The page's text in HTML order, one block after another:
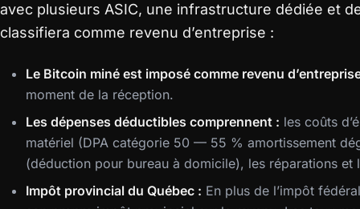
avec plusieurs ASIC, une infrastructure dédiée et
classifiera comme revenu d’entreprise :
Le Bitcoin miné est imposé comme revenu
moment de la réception.
Les dépenses déductibles comprennent : les coûts
matériel (DPA catégorie 50 — 55 % amortissement
(déduction pour bureau à domicile), les réparations et
Impôt provincial du Québec : En plus de l’impôt